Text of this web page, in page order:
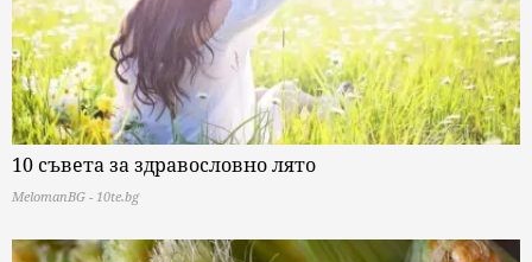
10 съвета за здравословно лято
MelomanBG - 10te.bg